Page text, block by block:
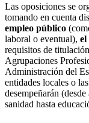
Las oposiciones se
tomando en cuenta
empleo público
laboral o eventual), el
requisitos de
Agrupaciones
Administración del
entidades locales o
desempeñarán
sanidad hasta